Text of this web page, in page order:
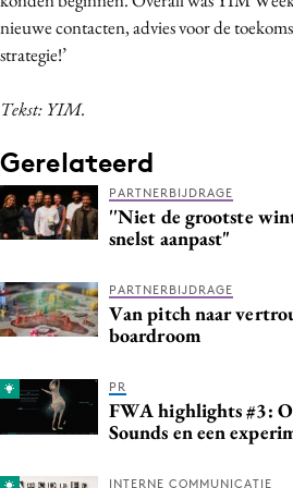
nieuwe contacten, advies voor de
strategie!’
Tekst: YIM.
Gerelateerd
PARTNERBIJDRAGE
''Niet de grootste
snelst aanpast"
PARTNERBIJDRAGE
Van pitch naar
boardroom
PR
FWA highlights #3:
Sounds en een
INTERNE COMMUNICATIE